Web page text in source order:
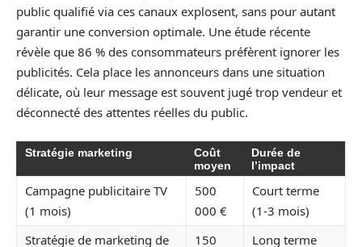
public qualifié via ces canaux explosent, sans pour autant
garantir une conversion optimale. Une étude récente
révèle que 86 % des consommateurs préfèrent ignorer les
publicités. Cela place les annonceurs dans une situation
délicate, où leur message est souvent jugé trop vendeur et
déconnecté des attentes réelles du public.
Stratégie marketing
Coût
moyen
Durée de
l’impact
Campagne publicitaire TV
(1 mois)
500
000 €
Court terme
(1-3 mois)
Stratégie de marketing de
150
Long terme